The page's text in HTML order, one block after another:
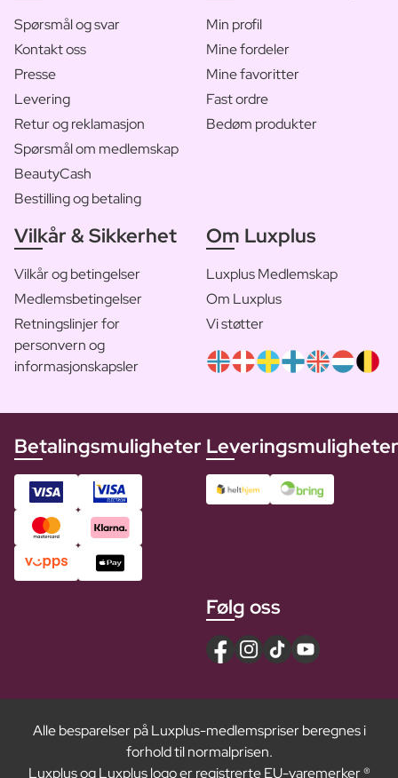
Spørsmål og svar
Kontakt oss
Presse
Levering
Retur og reklamasjon
Spørsmål om medlemskap
BeautyCash
Bestilling og betaling
Min profil
Mine fordeler
Mine favoritter
Fast ordre
Bedøm produkter
Vilkår & Sikkerhet
Vilkår og betingelser
Medlemsbetingelser
Retningslinjer for
personvern og
informasjonskapsler
Om Luxplus
Luxplus Medlemskap
Om Luxplus
Vi støtter
Betalingsmuligheter Leveringsmuligheter
Følg oss
Alle besparelser på Luxplus-medlemspriser beregnes i
forhold til normalprisen.
Luxplus og Luxplus logo er registrerte EU-varemerker ®